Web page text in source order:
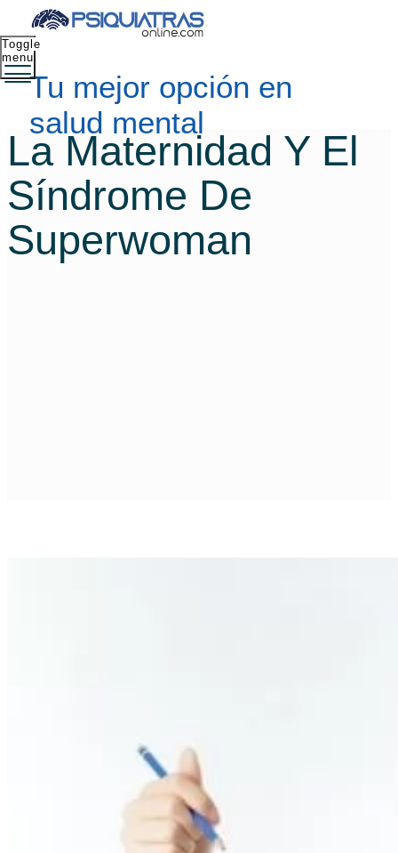
Tu mejor opción en
salud mental
Toggle
menu
La Maternidad Y El
Síndrome De
Superwoman